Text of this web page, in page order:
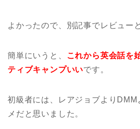
よかったので、別記事でレビュー
簡単にいうと、
これから英会話を
ティブキャンプいいです。
初級者には、レアジョブよりDMM
メだと思いました。